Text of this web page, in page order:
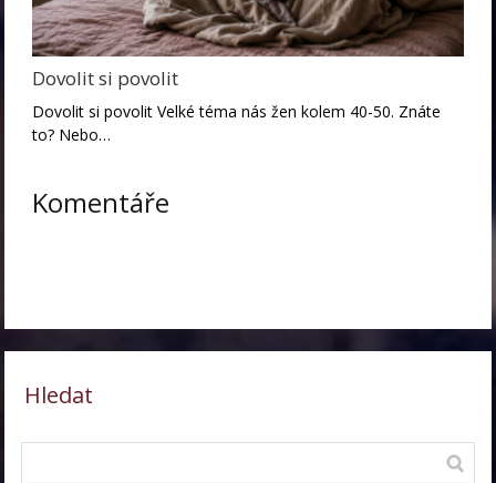
Dovolit si povolit
Dovolit si povolit Velké téma nás žen kolem 40-50. Znáte
to? Nebo…
Komentáře
Hledat